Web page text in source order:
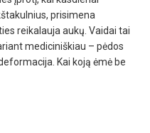
prisimena
reikalauja aukų. Vaidai tai
mediciniškiau – pėdos
Kai koją ėmė be